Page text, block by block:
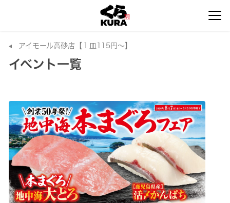
アイモール高砂店【１皿115円～】
イベント一覧